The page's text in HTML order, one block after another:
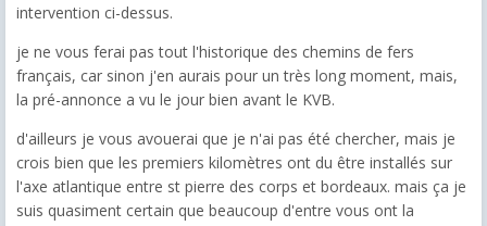
intervention ci-dessus.
je ne vous ferai pas tout l'historique des chemins de fers
français, car sinon j'en aurais pour un très long moment, mais,
la pré-annonce a vu le jour bien avant le KVB.
d'ailleurs je vous avouerai que je n'ai pas été chercher, mais je
crois bien que les premiers kilomètres ont du être installés sur
l'axe atlantique entre st pierre des corps et bordeaux. mais ça je
suis quasiment certain que beaucoup d'entre vous ont la